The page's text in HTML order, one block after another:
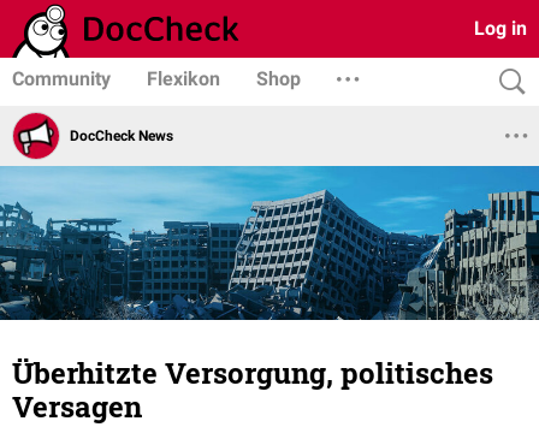
Log in
Community Flexikon Shop
DocCheck News
Überhitzte Versorgung, politisches
Versagen